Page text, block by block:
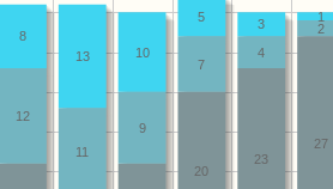
27
23
20
2
4
7
9
11
12
1
3
5
10
13
8